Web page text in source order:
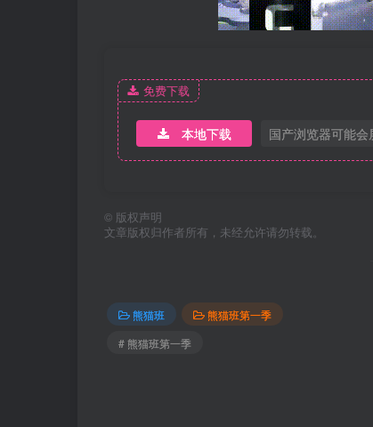
免费下载
本地下载 国产浏览器可能
© 版权声明
文章版权归作者所有，未经允许请勿转载。
熊猫班
熊猫班第一季
# 熊猫班第一季